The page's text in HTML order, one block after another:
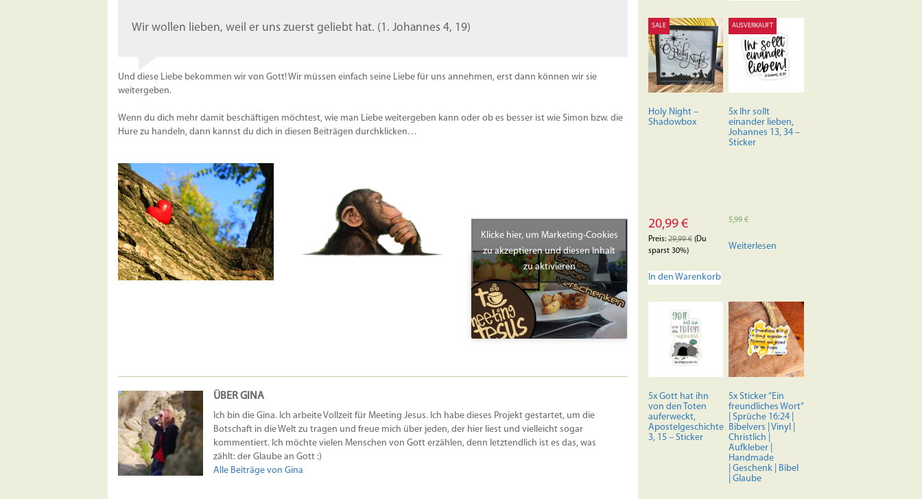
Wir wollen lieben, weil er uns zuerst geliebt hat. (1. Johannes 4, 19)
Und diese Liebe bekommen wir von Gott! Wir müssen einfach seine Liebe für uns annehmen, erst dann können wir sie
weitergeben.
Wenn du dich mehr damit beschäftigen möchtest, wie man Liebe weitergeben kann oder ob es besser ist wie Simon bzw. die
Hure zu handeln, dann kannst du dich in diesen Beiträgen durchklicken…
LIEBE
GEGEN
WISSEN
– WAS
MAG
GOTT
Klicke hier, um Marketing-Cookies
zu akzeptieren und diesen Inhalt
zu aktivieren
ÜBER GINA
Ich bin die Gina. Ich arbeite Vollzeit für Meeting Jesus. Ich habe dieses Projekt gestartet, um die
Botschaft in die Welt zu tragen und freue mich über jeden, der hier liest und vielleicht sogar
kommentiert. Ich möchte vielen Menschen von Gott erzählen, denn letztendlich ist es das, was
zählt: der Glaube an Gott :)
Alle Beiträge von Gina
auf.
Die
Optionen
können
auf
der
gewählt
werden
SALE
Holy Night –
Shadowbox
20,99 €
Preis:29,99€(Du
sparst 30%)
In den Warenkorb
AUSVERKAUFT
5x Ihr sollt
einander lieben,
Johannes 13, 34 –
Sticker
5,99€
Weiterlesen
5x Gott hat ihn
von den Toten
auferweckt,
Apostelgeschichte
3, 15 – Sticker
5x Sticker “Ein
freundliches Wort”
| Sprüche 16:24 |
Bibelvers | Vinyl |
Christlich |
Aufkleber |
Handmade
| Geschenk | Bibel
| Glaube